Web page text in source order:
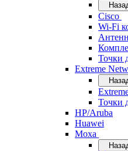
Cisco
Wi-Fi
Точки
Extreme
Точки
HP/Aruba
Huawei
Moxa